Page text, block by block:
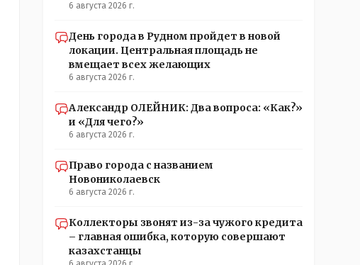
6 августа 2026 г.
День города в Рудном пройдет в новой
локации. Центральная площадь не
вмещает всех желающих
6 августа 2026 г.
Александр ОЛЕЙНИК: Два вопроса: «Как?»
и «Для чего?»
6 августа 2026 г.
Право города с названием
Новониколаевск
6 августа 2026 г.
Коллекторы звонят из-за чужого кредита
– главная ошибка, которую совершают
казахстанцы